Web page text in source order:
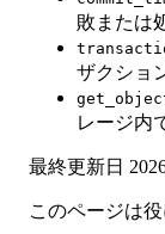
敗または
ザクショ
レージ内
最終更新日
このページは